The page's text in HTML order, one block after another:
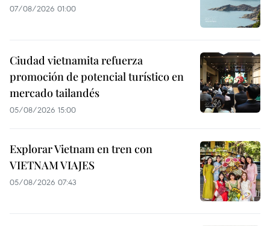
07/08/2026 01:00
Ciudad vietnamita refuerza
promoción de potencial turístico en
mercado tailandés
05/08/2026 15:00
Explorar Vietnam en tren con
VIETNAM VIAJES
05/08/2026 07:43